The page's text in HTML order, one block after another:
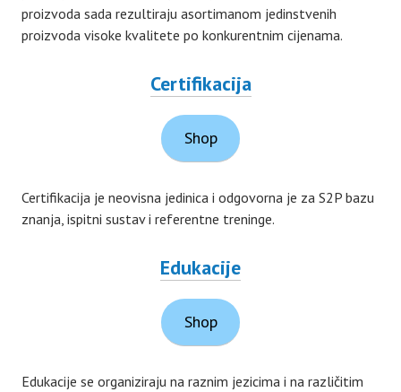
proizvoda sada rezultiraju asortimanom jedinstvenih
proizvoda visoke kvalitete po konkurentnim cijenama.
Certifikacija
Shop
Certifikacija je neovisna jedinica i odgovorna je za S2P bazu
znanja, ispitni sustav i referentne treninge.
Edukacije
Shop
Edukacije se organiziraju na raznim jezicima i na različitim